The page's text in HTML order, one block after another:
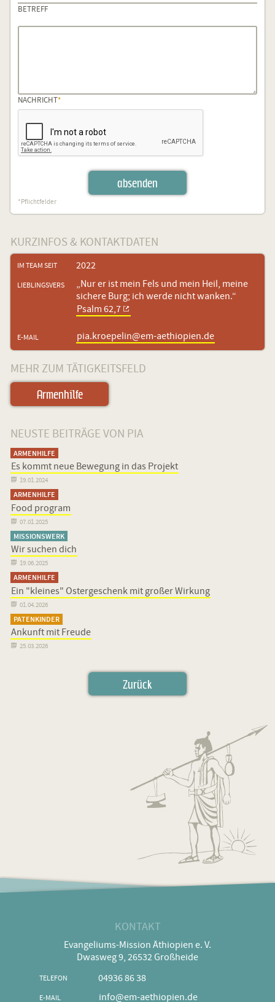
BETREFF
PFLICHTFELD
NACHRICHT *
absenden
*Pflichtfelder
KURZINFOS & KONTAKTDATEN
IM TEAM SEIT 2022
LIEBLINGSVERS
„Nur er ist mein Fels und mein Heil, meine
sichere Burg; ich werde nicht wanken.“
Psalm 62,7
E-MAIL pia.kroepelin@em-aethiopien.de
MEHR ZUM TÄTIGKEITSFELD
Armenhilfe
NEUSTE BEITRÄGE VON PIA
ARMENHILFE
Es kommt neue Bewegung in das Projekt
 19.01.2024
ARMENHILFE
Food program
 07.01.2025
MISSIONSWERK
Wir suchen dich
 19.06.2025
ARMENHILFE
Ein "kleines" Ostergeschenk mit großer Wirkung
 01.04.2026
PATENKINDER
Ankunft mit Freude
 25.03.2026
Zurück
KONTAKT
Evangeliums-Mission Äthiopien e. V.
Dwasweg 9, 26532 Großheide
TELEFON 04936 86 38
E-MAIL info@em-aethiopien.de